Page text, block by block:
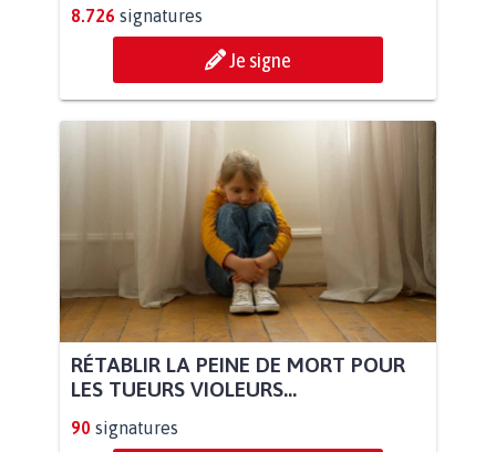
8.726 signatures
Je signe
RÉTABLIR LA PEINE DE MORT POUR
LES TUEURS VIOLEURS...
90 signatures